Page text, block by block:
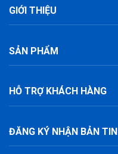
GIỚI THIỆU
SẢN PHẨM
HỖ TRỢ KHÁCH HÀNG
ĐĂNG KÝ NHẬN BẢN TIN